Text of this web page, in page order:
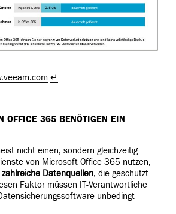
↵
OFFICE 365 BENÖTIGEN EIN
nicht einen, sondern gleichzeitig
von Microsoft Office 365 nutzen,
zahlreiche Datenquellen, die geschützt
Faktor müssen IT-Verantwortliche
unbedingt